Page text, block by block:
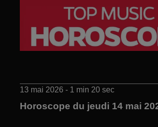
13 mai 2026 - 1 min 20 sec
Horoscope du jeudi 14 mai